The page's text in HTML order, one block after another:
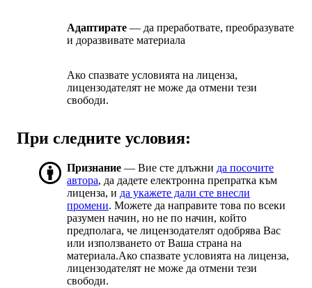
Адаптирате — да преработвате, преобразувате
и доразвивате материала
Ако спазвате условията на лиценза,
лицензодателят не може да отмени тези
свободи.
При следните условия:
Признание — Вие сте длъжни да посочите
автора, да дадете електронна препратка към
лиценза, и да укажете дали сте внесли
промени. Можете да направите това по всеки
разумен начин, но не по начин, който
предполага, че лицензодателят одобрява Вас
или използването от Ваша страна на
материала.Ако спазвате условията на лиценза,
лицензодателят не може да отмени тези
свободи.